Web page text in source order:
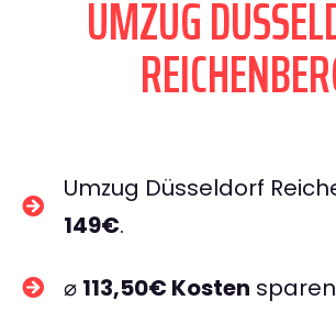
UMZUG
Umzug Düsseldorf
149€.
⌀ 113,50€ Kosten